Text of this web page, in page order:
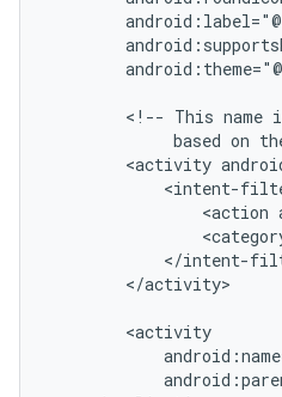
<!-- This name
based on
<activity
<action
</activity>